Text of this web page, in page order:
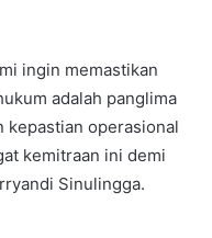
ingin memastikan
adalah panglima
kepastian operasional
kemitraan ini demi
Sinulingga.